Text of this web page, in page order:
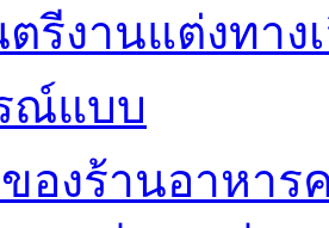
รีงานแต่งทาง
ณ์แบบ
ของร้านอาหา